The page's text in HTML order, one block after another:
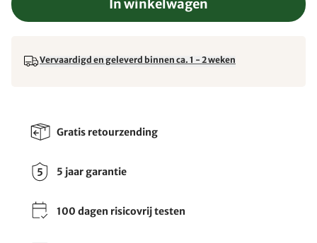
In winkelwagen
Vervaardigd en geleverd binnen ca. 1 - 2 weken
Gratis retourzending
5 jaar garantie
100 dagen risicovrij testen